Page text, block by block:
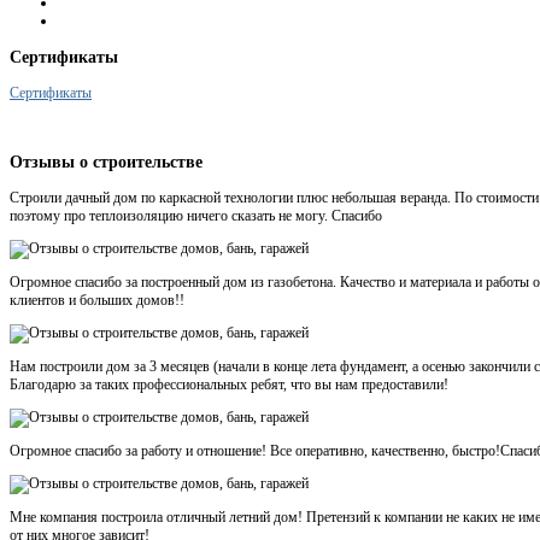
Сертификаты
Сертификаты
Отзывы о строительстве
Строили дачный дом по каркасной технологии плюс небольшая веранда. По
поэтому про теплоизоляцию ничего сказать не могу. Спасибо
Огромное спасибо за построенный дом из газобетона. Качество и материала и
клиентов и больших домов!!
Нам построили дом за 3 месяцев (начали в конце лета фундамент, а осенью
Благодарю за таких профессиональных ребят, что вы нам предоставили!
Огромное спасибо за работу и отношение! Все оперативно, качественно,
Мне компания построила отличный летний дом! Претензий к компании не каких не
от них многое зависит!